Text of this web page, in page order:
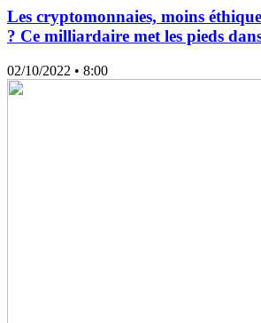
Les cryptomonnaies, moins
? Ce milliardaire met les pieds
02/10/2022 • 8:00